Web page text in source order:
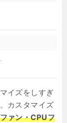
イズをしすぎ
カスタマイズ
ァン・CPUフ